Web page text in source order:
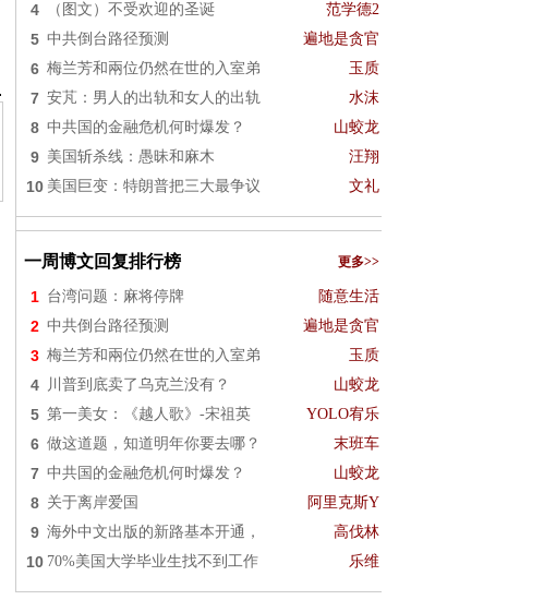
4 （图文）不受欢迎的圣诞 范学德2
5 中共倒台路径预测 遍地是贪官
6 梅兰芳和兩位仍然在世的入室弟 玉质
7 安芃：男人的出轨和女人的出轨 水沫
8 中共国的金融危机何时爆发？ 山蛟龙
9 美国斩杀线：愚昧和麻木 汪翔
10 美国巨变：特朗普把三大最争议 文礼
一周博文回复排行榜 更多>>
1 台湾问题：麻将停牌 随意生活
2 中共倒台路径预测 遍地是贪官
3 梅兰芳和兩位仍然在世的入室弟 玉质
4 川普到底卖了乌克兰没有？ 山蛟龙
5 第一美女：《越人歌》-宋祖英 YOLO宥乐
6 做这道题，知道明年你要去哪？ 末班车
7 中共国的金融危机何时爆发？ 山蛟龙
8 关于离岸爱国 阿里克斯Y
9 海外中文出版的新路基本开通， 高伐林
10 70%美国大学毕业生找不到工作 乐维